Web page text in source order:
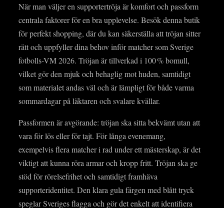
När man väljer en supportertröja är komfort och passform
centrala faktorer för en bra upplevelse. Besök denna butik
för perfekt shopping, där du kan säkerställa att tröjan sitter
rätt och uppfyller dina behov inför matcher som Sverige
fotbolls-VM 2026. Tröjan är tillverkad i 100 % bomull,
vilket gör den mjuk och behaglig mot huden, samtidigt
som materialet andas väl och är lämpligt för både varma
sommardagar på läktaren och svalare kvällar.
Passformen är avgörande: tröjan ska sitta bekvämt utan att
vara för lös eller för tajt. För långa evenemang,
exempelvis flera matcher i rad under ett mästerskap, är det
viktigt att kunna röra armar och kropp fritt. Tröjan ska ge
stöd för rörelsefrihet och samtidigt framhäva
supporteridentitet. Den klara gula färgen med blått tryck
speglar Sveriges flagga och gör det enkelt att identifiera